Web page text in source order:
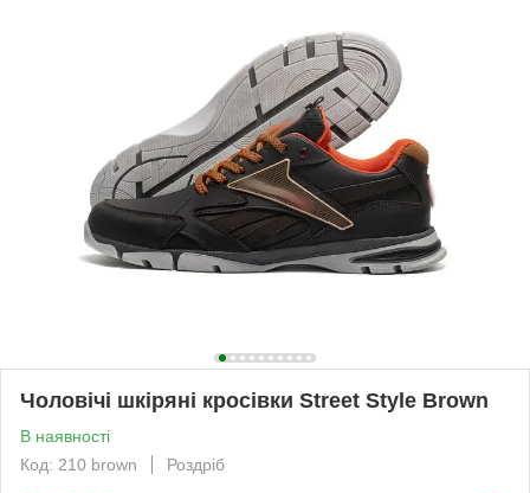
Чоловічі шкіряні кросівки Street Style Brown
В наявності
Код: 210 brown
Роздріб